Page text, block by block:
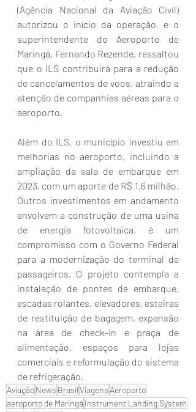
(Agência Nacional da Aviação Civil)
autorizou o início da operação, e o
superintendente do Aeroporto de
Maringá, Fernando Rezende, ressaltou
que o ILS contribuirá para a redução
de cancelamentos de voos, atraindo a
atenção de companhias aéreas para o
aeroporto.
Além do ILS, o município investiu em
melhorias no aeroporto, incluindo a
ampliação da sala de embarque em
2023, com um aporte de R$ 1,6 milhão.
Outros investimentos em andamento
envolvem a construção de uma usina
de energia fotovoltaica, é um
compromisso com o Governo Federal
para a modernização do terminal de
passageiros. O projeto contempla a
instalação de pontes de embarque,
escadas rolantes, elevadores, esteiras
de restituição de bagagem, expansão
na área de check-in e praça de
alimentação, espaços para lojas
comerciais e reformulação do sistema
de refrigeração.
AviaçãoNews BrasilViagens Aeroporto
aeroporto de Maringá Instrument Landing System